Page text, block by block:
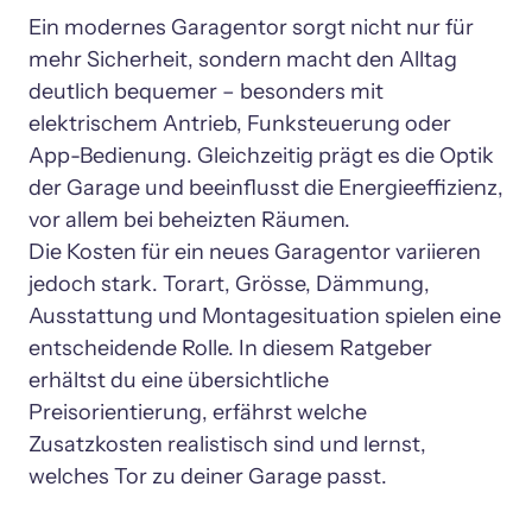
Ein modernes Garagentor sorgt nicht nur für
mehr Sicherheit, sondern macht den Alltag
deutlich bequemer – besonders mit
elektrischem Antrieb, Funksteuerung oder
App-Bedienung. Gleichzeitig prägt es die Optik
der Garage und beeinflusst die Energieeffizienz,
vor allem bei beheizten Räumen.
Die Kosten für ein neues Garagentor variieren
jedoch stark. Torart, Grösse, Dämmung,
Ausstattung und Montagesituation spielen eine
entscheidende Rolle. In diesem Ratgeber
erhältst du eine übersichtliche
Preisorientierung, erfährst welche
Zusatzkosten realistisch sind und lernst,